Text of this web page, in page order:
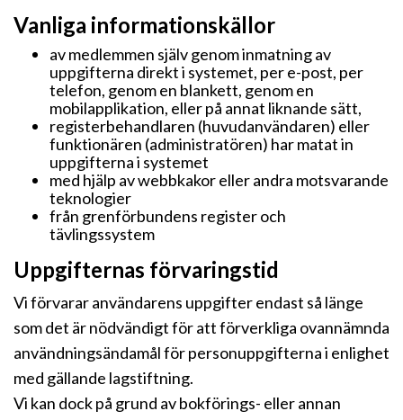
Vanliga informationskällor
av medlemmen själv genom inmatning av
uppgifterna direkt i systemet, per e-post, per
telefon, genom en blankett, genom en
mobilapplikation, eller på annat liknande sätt,
registerbehandlaren (huvudanvändaren) eller
funktionären (administratören) har matat in
uppgifterna i systemet
med hjälp av webbkakor eller andra motsvarande
teknologier
från grenförbundens register och
tävlingssystem
Uppgifternas förvaringstid
Vi förvarar användarens uppgifter endast så länge
som det är nödvändigt för att förverkliga ovannämnda
användningsändamål för personuppgifterna i enlighet
med gällande lagstiftning.
Vi kan dock på grund av bokförings- eller annan